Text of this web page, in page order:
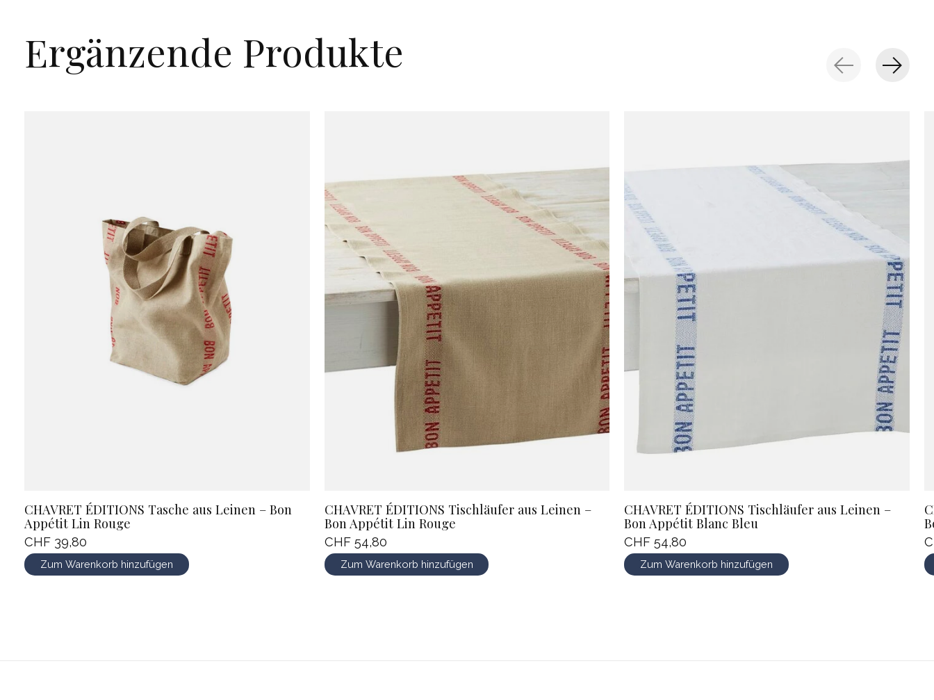
Ergänzende Produkte
CHAVRET ÉDITIONS Tasche aus Leinen – Bon
Appétit Lin Rouge
CHF 39,80
Zum Warenkorb hinzufügen
CHAVRET ÉDITIONS Tischläufer aus Leinen –
Bon Appétit Lin Rouge
CHF 54,80
Zum Warenkorb hinzufügen
CHAVRET ÉDITIONS Tischläufer aus Leinen –
Bon Appétit Blanc Bleu
CHF 54,80
Zum Warenkorb hinzufügen